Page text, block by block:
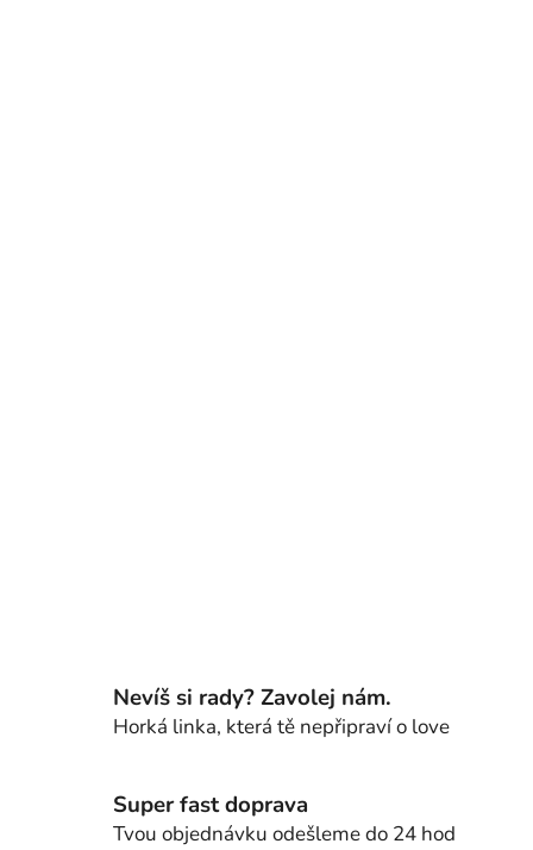
Nevíš si rady? Zavolej nám.
Horká linka, která tě nepřipraví o love
Super fast doprava
Tvou objednávku odešleme do 24 hod